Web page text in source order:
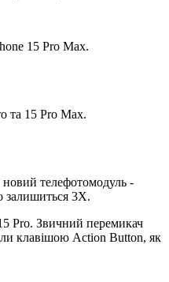
15 Pro Max.
та 15 Pro Max.
телефотомодуль -
залишиться 3Х.
Pro. Звичний перемикач
клавішою Action Button, як